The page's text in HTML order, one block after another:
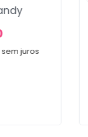
sem juros